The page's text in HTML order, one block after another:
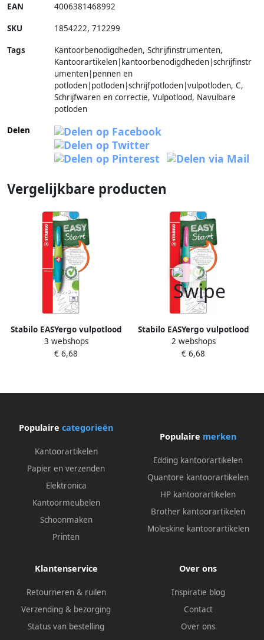
EAN 4006381468992
SKU 1854222, 712299
Tags
Kantoorbenodigdheden, Schrijfinstrumenten,
Kantoorartikelen|kantoorbenodigdheden|schrijfinstr
umenten|pennen en
potloden|potloden|schrijfpotloden|vulpotloden, C,
Schrijfwaren en correctie, Vulpotlood, Navulbare
potloden
Delen
Vergelijkbare producten
Stabilo EASYergo vulpotlood
1 4 mm voor rechtshandigen
blister van 1 stuk groen en
3 webshops
€ 6,68
Stabilo EASYergo vulpotlood
1 4 mm voor linkshandigen
blister van 1 stuk turkoois en
2 webshops
€ 6,68
Populaire categorieën
Kantoorartikelen
Papier en verzenden
Elektronica
Kantoormeubelen
Schoonmaken
Printen
Populaire merken
Edding kantoorartikelen
Quantore kantoorartikelen
HP kantoorartikelen
Brother kantoorartikelen
Moleskine kantoorartikelen
Klantenservice
Retourneren & ruilen
Verzending & bezorging
Status van bestelling
Over ons
Inspiratie blog
Contact
Over ons